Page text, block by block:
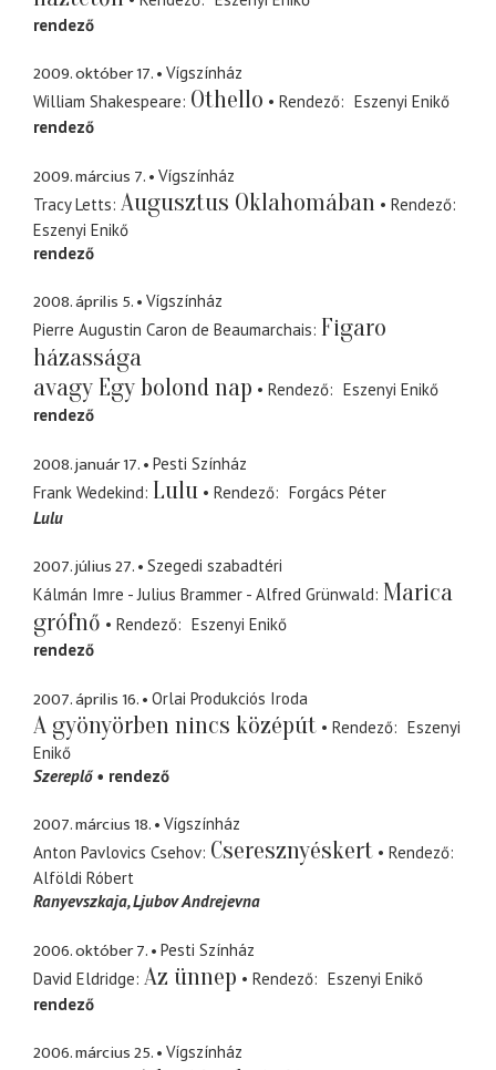
rendező
2009. október 17.
Vígszínház
William Shakespeare Othello Rendező
Eszenyi Enikő
rendező
2009. március 7.
Vígszínház
Tracy Letts Augusztus Oklahomában
Rendező
Eszenyi Enikő
rendező
2008. április 5.
Vígszínház
Pierre Augustin Caron de Beaumarchais Figaro
házassága
avagy Egy bolond nap
Rendező
Eszenyi Enikő
rendező
2008. január 17.
Pesti Színház
Frank Wedekind Lulu Rendező
Forgács Péter
Lulu
2007. július 27.
Szegedi szabadtéri
Kálmán Imre - Julius Brammer - Alfred Grünwald Marica
grófnő
Rendező
Eszenyi Enikő
rendező
2007. április 16. Orlai Produkciós Iroda
A gyönyörben nincs középút Rendező
Eszenyi
Enikő
Szereplő
rendező
2007. március 18.
Vígszínház
Anton Pavlovics Csehov Cseresznyéskert
Rendező
Alföldi Róbert
Ranyevszkaja, Ljubov Andrejevna
2006. október 7.
Pesti Színház
David Eldridge Az ünnep Rendező
Eszenyi Enikő
rendező
2006. március 25.
Vígszínház